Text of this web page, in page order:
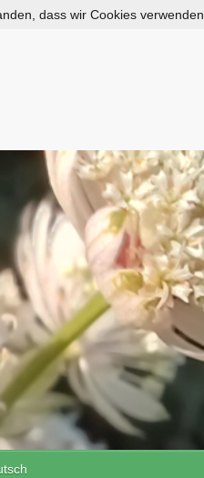
dass wir Cookies verwenden.